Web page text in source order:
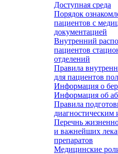
Доступная среда
Порядок
пациентов с
документацией
Внутренний
пациентов
отделений
Правила
для пациентов
Информация о
Информация об
Правила
диагностическим
Перечнь
и важнейших
препаратов
Медицинские